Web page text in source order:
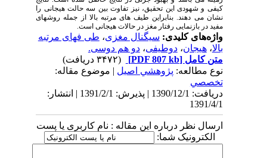
کیفی و شهودی این تحقیق، نیز تفاوت بین سه حالت هیجانی را
نشان می دهند. بنابراین طیف های مرتبه بالا از جمله روشهای
مفید در بازنمایی رفتار مغز در حالات هیجانی است.
واژه‌های کلیدی:سیگنال مغزی،طی فهای مرتبه
بالا،هیجان،دوطیفی،دو هم دوسی.
متن کامل[PDF 807 kb]
نوع مطالعه:پژوهشي اصیل| موضوع مقاله:
تخصصي
دریافت: 1390/12/1 | پذیرش: 1391/2/1 | انتشار:
1391/4/1
ارسال نظر درباره این مقاله : نام کاربری یا پست
الکترونیک شما: